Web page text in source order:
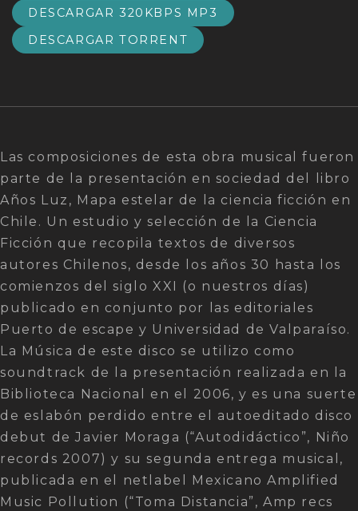
DESCARGAR 320KBPS MP3
DESCARGAR TORRENT
Las composiciones de esta obra musical fueron
parte de la presentación en sociedad del libro
Años Luz, Mapa estelar de la ciencia ficción en
Chile. Un estudio y selección de la Ciencia
Ficción que recopila textos de diversos
autores Chilenos, desde los años 30 hasta los
comienzos del siglo XXI (o nuestros días)
publicado en conjunto por las editoriales
Puerto de escape y Universidad de Valparaíso.
La Música de este disco se utilizo como
soundtrack de la presentación realizada en la
Biblioteca Nacional en el 2006, y es una suerte
de eslabón perdido entre el autoeditado disco
debut de Javier Moraga (“Autodidáctico”, Niño
records 2007) y su segunda entrega musical,
publicada en el netlabel Mexicano Amplified
Music Pollution (“Toma Distancia”, Amp recs